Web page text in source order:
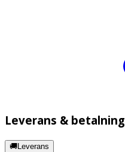
Leverans & betalning
🚚Leverans